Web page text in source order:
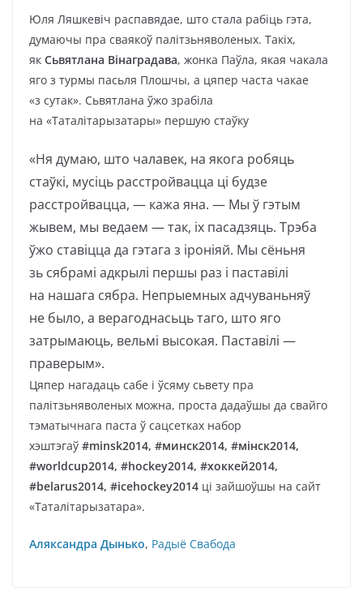
Юля Ляшкевіч распавядае, што стала рабіць гэта,
думаючы пра сваякоў палітзьняволеных. Такіх,
як Сьвятлана Вінаградава, жонка Паўла, якая чакала
яго з турмы пасьля Плошчы, а цяпер часта чакае
«з сутак». Сьвятлана ўжо зрабіла
на «Таталітарызатары» першую стаўку
«Ня думаю, што чалавек, на якога робяць
стаўкі, мусіць расстройвацца ці будзе
расстройвацца, — кажа яна. — Мы ў гэтым
жывем, мы ведаем — так, іх пасадзяць. Трэба
ўжо ставіцца да гэтага з іроніяй. Мы сёньня
зь сябрамі адкрылі першы раз і паставілі
на нашага сябра. Непрыемных адчуваньняў
не было, а верагоднасьць таго, што яго
затрымаюць, вельмі высокая. Паставілі —
праверым».
Цяпер нагадаць сабе і ўсяму сьвету пра
палітзьняволеных можна, проста дадаўшы да свайго
тэматычнага паста ў сацсетках набор
хэштэгаў #minsk2014, #минск2014, #мінск2014,
#worldcup2014, #hockey2014, #хоккей2014,
#belarus2014, #icehockey2014 ці зайшоўшы на сайт
«Таталітарызатара».
Аляксандра Дынько, Радыё Свабода